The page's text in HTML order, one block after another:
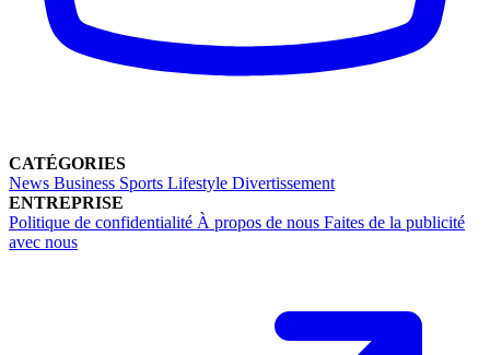
CATÉGORIES
News Business Sports Lifestyle Divertissement
ENTREPRISE
Politique de confidentialité À propos de nous Faites de la publicité
avec nous